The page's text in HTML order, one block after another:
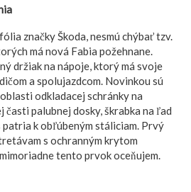
značky Škoda, nesmú chýbať tzv.
má nová Fabia požehnane.
držiak na nápoje, ktorý má svoje
a spolujazdcom. Novinkou sú
odkladacej schránky na
palubnej dosky, škrabka na ľad
patria k obľúbeným stáliciam. Prvý
s ochranným krytom
tento prvok oceňujem.